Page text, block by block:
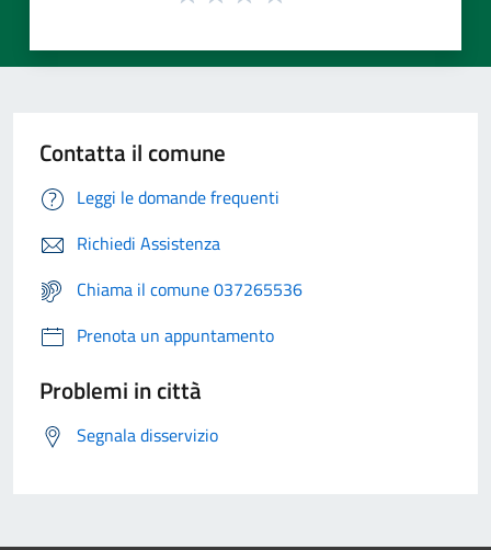
Contatta il comune
Leggi le domande frequenti
Richiedi Assistenza
Chiama il comune 037265536
Prenota un appuntamento
Problemi in città
Segnala disservizio